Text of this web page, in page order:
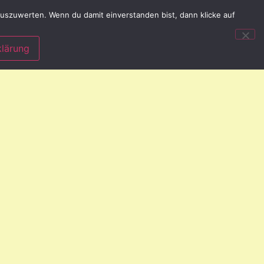
Wenn du damit einverstanden bist, dann klicke auf